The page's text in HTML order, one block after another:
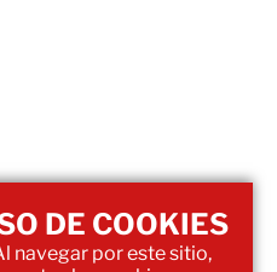
DE COOKIES
navegar por este sitio,